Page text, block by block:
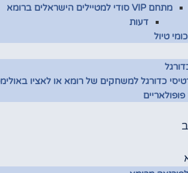
מתחם VIP סודי למטיילים הישראלים ברומא
דעות
טיול
כדורגל למשחקים של רומא או לאציו